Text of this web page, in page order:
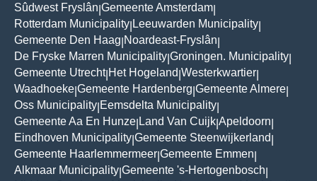
Sûdwest Fryslân Gemeente Amsterdam
Rotterdam Municipality Leeuwarden Municipality
Gemeente Den Haag Noardeast-Fryslân
De Fryske Marren Municipality Groningen. Municipality
Gemeente Utrecht| Het Hogeland Westerkwartier
Waadhoeke Gemeente Hardenberg Gemeente Almere
Oss Municipality Eemsdelta Municipality
Gemeente Aa En Hunze Land Van Cuijk Apeldoorn
Eindhoven Municipality Gemeente Steenwijkerland
Gemeente Haarlemmermeer Gemeente Emmen
Alkmaar Municipality Gemeente 's-Hertogenbosch